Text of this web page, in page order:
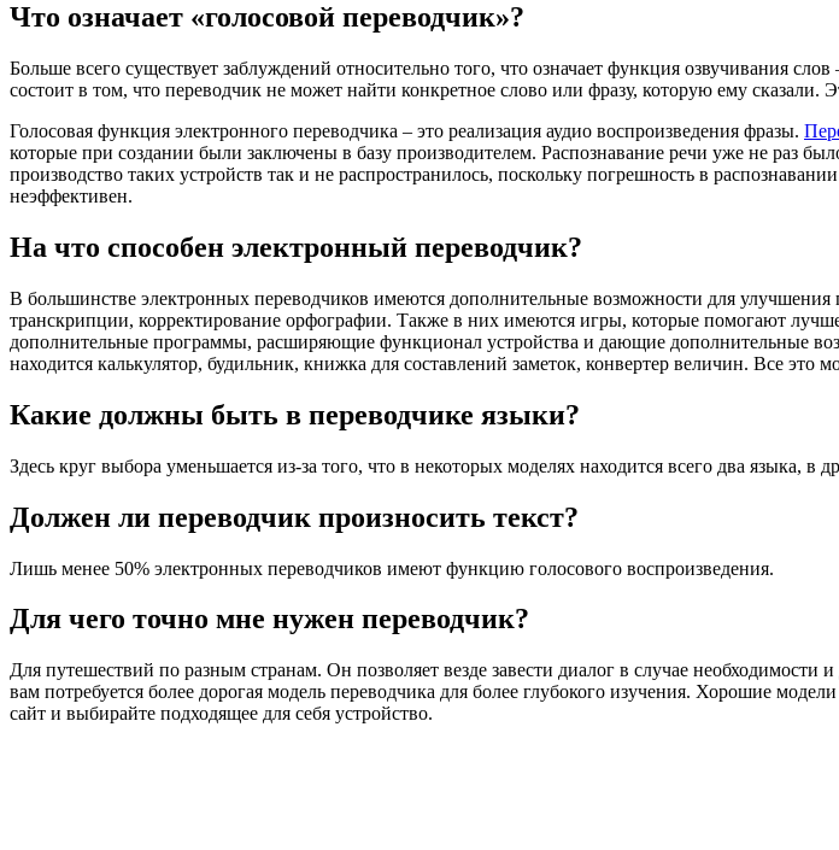
Что означает «голосовой переводчик»?
Больше всего существует заблуждений относительно того, что означает функция озвучивания
состоит в том, что переводчик не может найти конкретное слово или фразу, которую ему сказали.
Голосовая функция электронного переводчика – это реализация аудио воспроизведения фразы.
которые при создании были заключены в базу производителем. Распознавание речи уже не раз
производство таких устройств так и не распространилось, поскольку погрешность в
неэффективен.
На что способен электронный переводчик?
В большинстве электронных переводчиков имеются дополнительные возможности для
транскрипции, корректирование орфографии. Также в них имеются игры, которые помогают
дополнительные программы, расширяющие функционал устройства и дающие дополнительные
находится калькулятор, будильник, книжка для составлений заметок, конвертер величин. Все
Какие должны быть в переводчике языки?
Здесь круг выбора уменьшается из-за того, что в некоторых моделях находится всего два языка, в
Должен ли переводчик произносить текст?
Лишь менее 50% электронных переводчиков имеют функцию голосового воспроизведения.
Для чего точно мне нужен переводчик?
Для путешествий по разным странам. Он позволяет везде завести диалог в случае
вам потребуется более дорогая модель переводчика для более глубокого изучения. Хорошие
сайт и выбирайте подходящее для себя устройство.